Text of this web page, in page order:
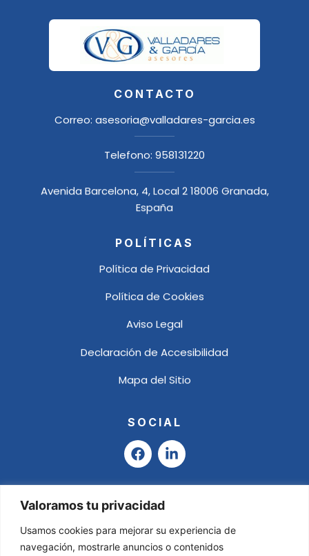
Valoramos tu privacidad
Usamos cookies para mejorar su experiencia de
navegación, mostrarle anuncios o contenidos
CONTACTO
Correo: asesoria@valladares-garcia.es
Telefono: 958131220
Avenida Barcelona, 4, Local 2 18006 Granada,
España
POLÍTICAS
Política de Privacidad
Política de Cookies
Aviso Legal
Declaración de Accesibilidad
Mapa del Sitio
SOCIAL
F
a
e
b
o
o
k
L
i
k
i
n